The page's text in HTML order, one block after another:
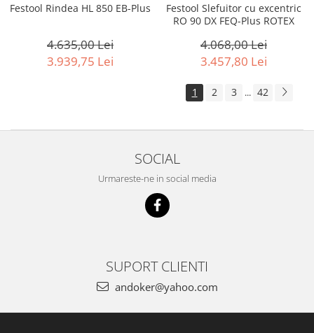
Festool Rindea HL 850 EB-Plus
4.635,00 Lei
3.939,75 Lei
Festool Slefuitor cu excentric
RO 90 DX FEQ-Plus ROTEX
4.068,00 Lei
3.457,80 Lei
1 2 3 ... 42
SOCIAL
Urmareste-ne in social media
SUPORT CLIENTI
andoker@yahoo.com